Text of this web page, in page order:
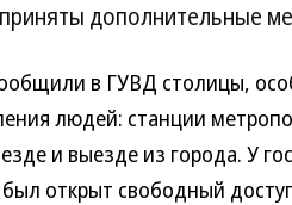
дополнительные
в ГУВД столицы,
людей: станции
и выезде из города. У
был открыт свободный